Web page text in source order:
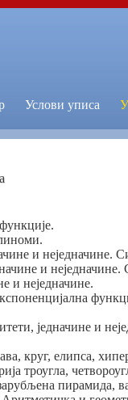
Услови уписа
и неједначине.
и
и неједначине.
једначине и
круг, елипса,
троугла,
пирамида,